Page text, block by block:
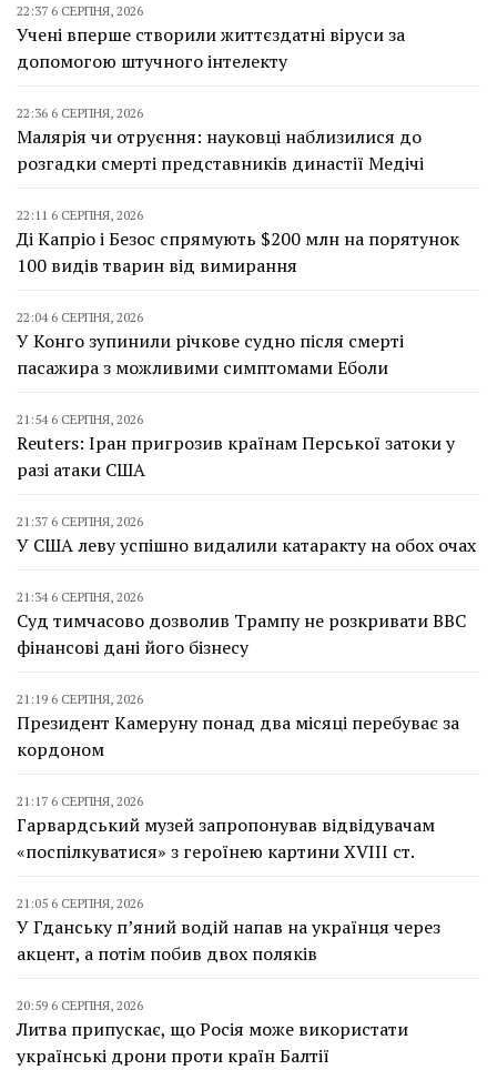
22:37 6 СЕРПНЯ, 2026
Учені вперше створили життєздатні віруси за
допомогою штучного інтелекту
22:36 6 СЕРПНЯ, 2026
Малярія чи отруєння: науковці наблизилися до
розгадки смерті представників династії Медічі
22:11 6 СЕРПНЯ, 2026
Ді Капріо і Безос спрямують $200 млн на порятунок
100 видів тварин від вимирання
22:04 6 СЕРПНЯ, 2026
У Конго зупинили річкове судно після смерті
пасажира з можливими симптомами Еболи
21:54 6 СЕРПНЯ, 2026
Reuters: Іран пригрозив країнам Перської затоки у
разі атаки США
21:37 6 СЕРПНЯ, 2026
У США леву успішно видалили катаракту на обох очах
21:34 6 СЕРПНЯ, 2026
Суд тимчасово дозволив Трампу не розкривати BBC
фінансові дані його бізнесу
21:19 6 СЕРПНЯ, 2026
Президент Камеруну понад два місяці перебуває за
кордоном
21:17 6 СЕРПНЯ, 2026
Гарвардський музей запропонував відвідувачам
«поспілкуватися» з героїнею картини XVIII ст.
21:05 6 СЕРПНЯ, 2026
У Гданську п’яний водій напав на українця через
акцент, а потім побив двох поляків
20:59 6 СЕРПНЯ, 2026
Литва припускає, що Росія може використати
українські дрони проти країн Балтії